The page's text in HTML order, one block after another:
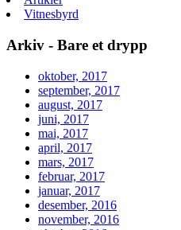
Vitnesbyrd
Arkiv - Bare et drypp
oktober, 2017
september, 2017
august, 2017
juni, 2017
mai, 2017
april, 2017
mars, 2017
februar, 2017
januar, 2017
desember, 2016
november, 2016